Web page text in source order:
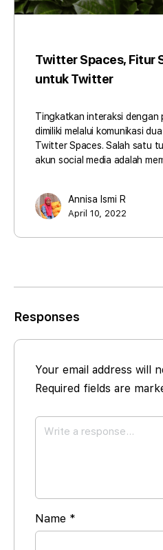
Twitter Spaces, Fitur
untuk Twitter
Tingkatkan interaksi
dimiliki melalui komunikasi
Twitter Spaces. Salah satu
akun social media adalah
Annisa Ismi R
April 10, 2022
Responses
Your email address will
Required fields are
Name *